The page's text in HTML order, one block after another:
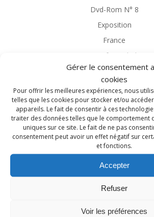
Gérer le consentement
cookies
Pour offrir les meilleures expériences, nous
telles que les cookies pour stocker et/ou
appareils. Le fait de consentir à ces
traiter des données telles que le comportement
uniques sur ce site. Le fait de ne pas
consentement peut avoir un effet négatif sur
et fonctions.
Accepter
Refuser
Voir les préférences
Dvd-Rom N° 8
Exposition
France
Geneafrancobelge
Généalogie
Généalogie Magazine
Généalogies célèbres
Généatique
Guerre 14-18
Héraldique
Heredis
Île-de-France
Librairie
Librairie de la Voûte